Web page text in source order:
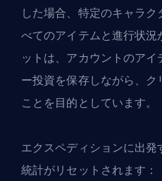
した場合、特定のキャラ
べてのアイテムと進行状
ットは、アカウントのア
ー投資を保存しながら、
ことを目的としています。
エクスペディションに出
統計がリセットされます：